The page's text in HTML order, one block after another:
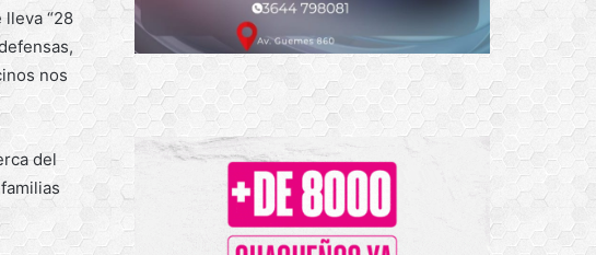
“28
nos
del